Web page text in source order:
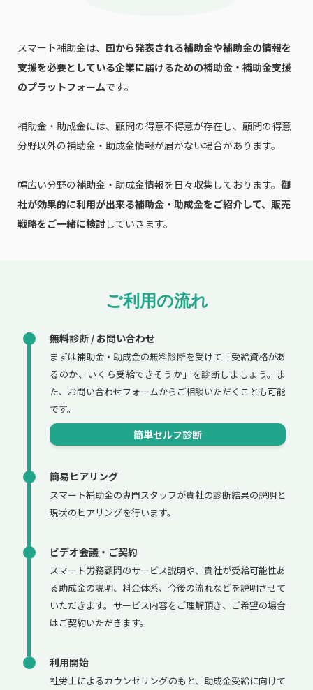
スマート補助金は、 国から発表される補助金や補助金の情報を
支援を必要としている企業に届けるための補助金・補助金支援
のプラットフォームです。
補助金・助成金には、顧問の得意不得意が存在し、顧問の得意
分野以外の補助金・助成金情報が届かない場合があります。
幅広い分野の補助金・助成金情報を日々収集しております。 御
社が効果的に利用が出来る補助金・助成金をご紹介して、販売
戦略をご一緒に検討していきます。
ご利用の流れ
無料診断 / お問い合わせ
まずは補助金・助成金の無料診断を受けて「受給資格があ
るのか、いくら受給できそうか」を診断しましょう。ま
た、お問い合わせフォームからご相談いただくことも可能
です。
簡単セルフ診断
簡易ヒアリング
スマート補助金の専門スタッフが貴社の診断結果の説明と
現状のヒアリングを行います。
ビデオ会議・ご契約
スマート労務顧問のサービス説明や、貴社が受給可能性あ
る助成金の説明、料金体系、今後の流れなどを説明させて
いただきます。サービス内容をご理解頂き、ご希望の場合
はご契約いただきます。
利用開始
社労士によるカウンセリングのもと、助成金受給に向けて